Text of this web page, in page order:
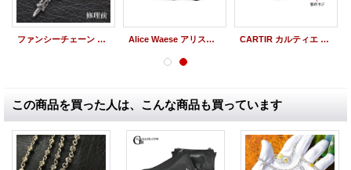
ファンシーチェーン キーリング クリップ修理 Alice Waese アリスウェイス ライオンリング オニキス ダイヤ 付け替え 留直し CARTIR カルティエ ラブブレス ネジ 製作 K18 ゴールド WG/PG/YG
この商品を買った人は、こんな商品も買っています